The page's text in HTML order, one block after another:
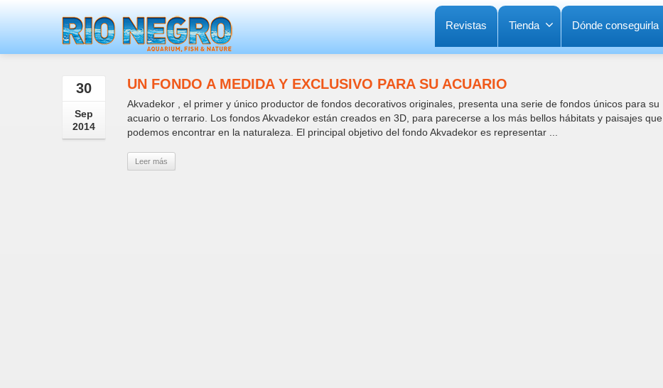
Revistas Tienda Dónde conseguirla
30
Sep
2014
UN FONDO A MEDIDA Y EXCLUSIVO PARA SU ACUARIO
Akvadekor , el primer y único productor de fondos decorativos originales, presenta una serie de fondos únicos para su
acuario o terrario. Los fondos Akvadekor están creados en 3D, para parecerse a los más bellos hábitats y paisajes que
podemos encontrar en la naturaleza. El principal objetivo del fondo Akvadekor es representar ...
Leer más